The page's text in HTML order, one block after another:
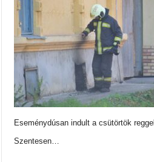
Eseménydúsan indult a csütörtök reggel
Szentesen…